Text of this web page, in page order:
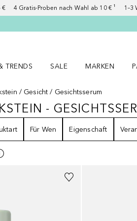
€ 4 Gratis-Proben nach Wahl ab 10 € ¹ 1–3
TRENDS
SALE
MARKEN
Gesicht Gesichtsserum
-
-
Für Wen Eigenschaft